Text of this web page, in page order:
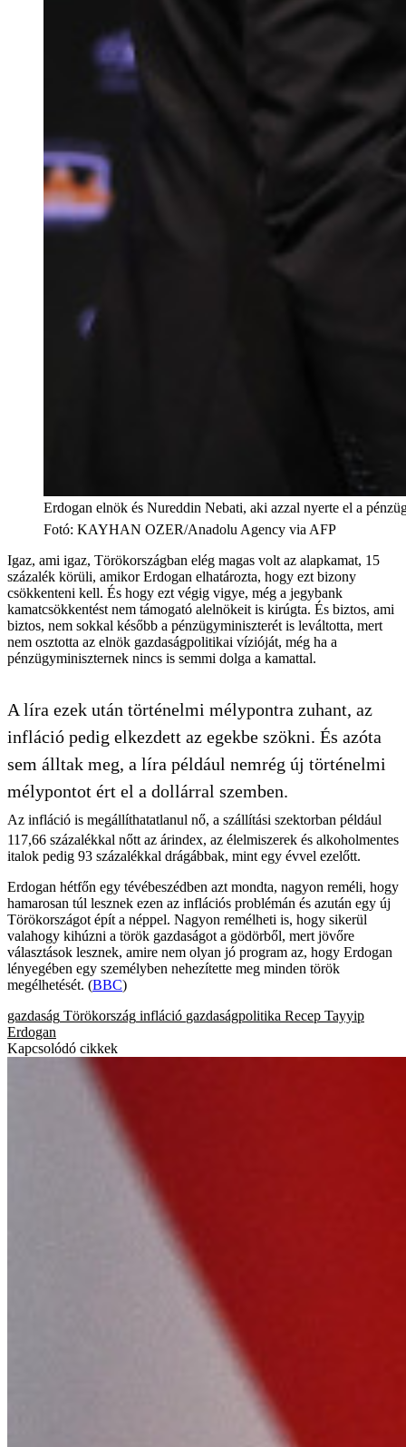
Erdogan elnök és Nureddin Nebati, aki azzal nyerte el a
Fotó: KAYHAN OZER/Anadolu Agency via AFP
Igaz, ami igaz, Törökországban elég magas volt az alapkamat, 15
százalék körüli, amikor Erdogan elhatározta, hogy ezt bizony
csökkenteni kell. És hogy ezt végig vigye, még a jegybank
kamatcsökkentést nem támogató alelnökeit is kirúgta. És biztos, ami
biztos, nem sokkal később a pénzügyminiszterét is leváltotta, mert
nem osztotta az elnök gazdaságpolitikai vízióját, még ha a
pénzügyminiszternek nincs is semmi dolga a kamattal.
A líra ezek után történelmi mélypontra zuhant, az
infláció pedig elkezdett az egekbe szökni. És azóta
sem álltak meg, a líra például nemrég új történelmi
mélypontot ért el a dollárral szemben.
Az infláció is megállíthatatlanul nő, a szállítási szektorban például
117,66 százalékkal nőtt az árindex, az élelmiszerek és alkoholmentes
italok pedig 93 százalékkal drágábbak, mint egy évvel ezelőtt.
Erdogan hétfőn egy tévébeszédben azt mondta, nagyon reméli, hogy
hamarosan túl lesznek ezen az inflációs problémán és azután egy új
Törökországot épít a néppel. Nagyon remélheti is, hogy sikerül
valahogy kihúzni a török gazdaságot a gödörből, mert jövőre
választások lesznek, amire nem olyan jó program az, hogy Erdogan
lényegében egy személyben nehezítette meg minden török
megélhetését. (BBC)
gazdaság Törökország infláció gazdaságpolitika Recep Tayyip
Erdogan
Kapcsolódó cikkek